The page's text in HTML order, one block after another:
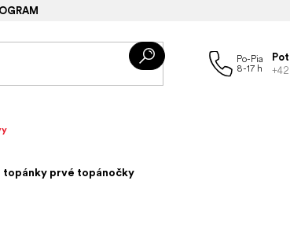
prvé topánočky